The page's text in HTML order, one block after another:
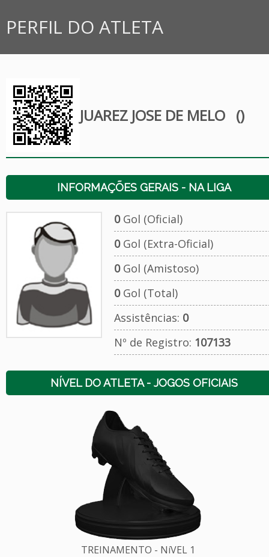
PERFIL DO ATLETA
JUAREZ JOSE DE MELO ()
INFORMAÇÕES GERAIS - NA LIGA
0Gol (Oficial)
0Gol (Extra-Oficial)
0Gol (Amistoso)
0Gol (Total)
Assistências: 0
Nº de Registro: 107133
NÍVEL DO ATLETA - JOGOS OFICIAIS
TREINAMENTO - NíVEL 1